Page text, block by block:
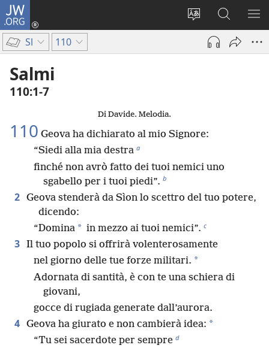
JW.ORG
Modificare
lingua
Accedi
(apre
Cerca
JW.ORG
Sl 110
Salmi
110:1-7
Di Davide. Melodia.
110 Geova ha dichiarato al mio Signore:
“Siedi alla mia destra a
finché non avrò fatto dei tuoi nemici uno
sgabello per i tuoi piedi”. b
2 Geova stenderà da Sìon lo scettro del tuo potere,
dicendo:
“Domina * in mezzo ai tuoi nemici”. c
3 Il tuo popolo si offrirà volenterosamente
nel giorno delle tue forze militari. *
Adornata di santità, è con te una schiera di
giovani,
gocce di rugiada generate dall’aurora.
4 Geova ha giurato e non cambierà idea: *
“Tu sei sacerdote per sempre d